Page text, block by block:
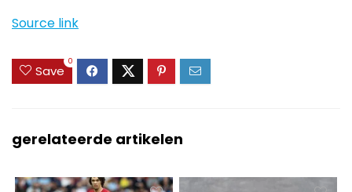
Source link
Save
0
gerelateerde artikelen